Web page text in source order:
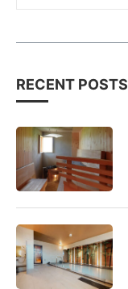
RECENT POSTS